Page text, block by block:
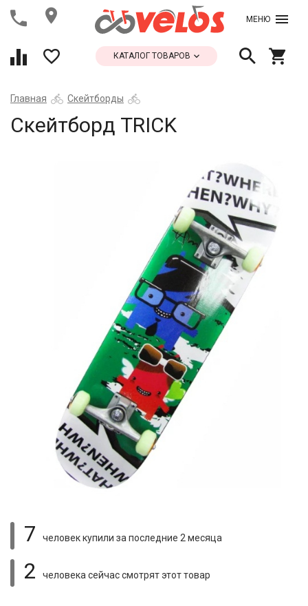
МЕНЮ
КАТАЛОГ ТОВАРОВ
Главная Скейтборды
Скейтборд TRICK
7 человек купили за последние 2 месяца
2 человека сейчас смотрятэтот товар